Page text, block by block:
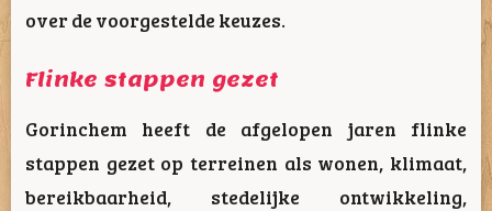
over de voorgestelde keuzes.
Flinke stappen gezet
Gorinchem heeft de afgelopen jaren flinke
stappen gezet op terreinen als wonen, klimaat,
bereikbaarheid, stedelijke ontwikkeling,